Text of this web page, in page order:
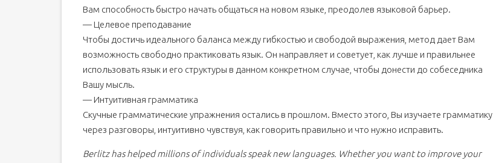
Вам способность быстро начать общаться на новом языке, преодолев языковой барьер.
— Целевое преподавание
Чтобы достичь идеального баланса между гибкостью и свободой выражения, метод дает Вам
возможность свободно практиковать язык. Он направляет и советует, как лучше и правильнее
использовать язык и его структуры в данном конкретном случае, чтобы донести до собеседника
Вашу мысль.
— Интуитивная грамматика
Скучные грамматические упражнения остались в прошлом. Вместо этого, Вы изучаете грамматику
через разговоры, интуитивно чувствуя, как говорить правильно и что нужно исправить.
Berlitz has helped millions of individuals speak new languages. Whether you want to improve your